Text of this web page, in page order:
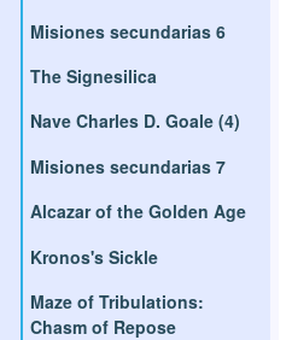
Misiones secundarias 6
The Signesilica
Nave Charles D. Goale (4)
Misiones secundarias 7
Alcazar of the Golden Age
Kronos's Sickle
Maze of Tribulations:
Chasm of Repose